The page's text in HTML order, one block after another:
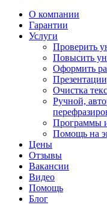
О компании
Гарантии
Услуги
Проверить
Повысить
Оформить
Очистка
Ручной,
Программы
Помощь на
Цены
Отзывы
Вакансии
Видео
Помощь
Блог